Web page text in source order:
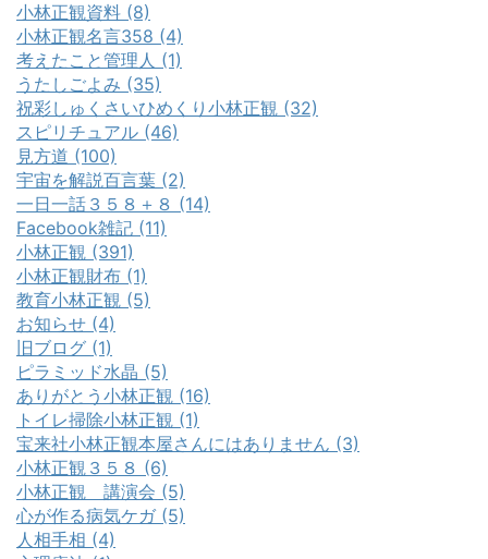
小林正観資料 (8)
小林正観名言358 (4)
考えたこと管理人 (1)
うたしごよみ (35)
祝彩しゅくさいひめくり小林正観 (32)
スピリチュアル (46)
見方道 (100)
宇宙を解説百言葉 (2)
一日一話３５８＋８ (14)
Facebook雑記 (11)
小林正観 (391)
小林正観財布 (1)
教育小林正観 (5)
お知らせ (4)
旧ブログ (1)
ピラミッド水晶 (5)
ありがとう小林正観 (16)
トイレ掃除小林正観 (1)
宝来社小林正観本屋さんにはありません (3)
小林正観３５８ (6)
小林正観 講演会 (5)
心が作る病気ケガ (5)
人相手相 (4)